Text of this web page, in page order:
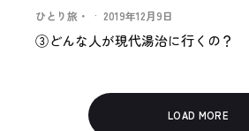
ひとり旅・ · 2019年12月9日
③どんな人が現代湯治に行くの？
LOAD MORE